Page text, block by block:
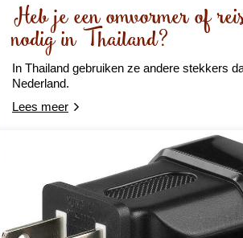
Heb je een omvormer of
nodig in Thailand?
In Thailand gebruiken ze andere stekkers
Nederland.
Lees meer